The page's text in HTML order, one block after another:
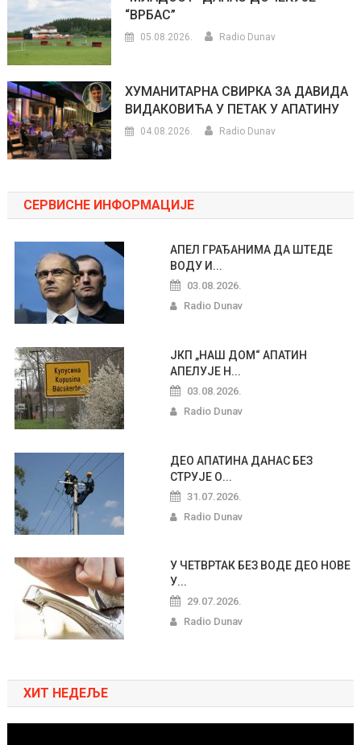
“ВРБАС”
05.08.2026. Radio Dunav
ХУМАНИТАРНА СВИРКА ЗА ДАВИДА
ВИДАКОВИЋА У ПЕТАК У АПАТИНУ
04.08.2026. Radio Dunav
СЕРВИСНЕ ИНФОРМАЦИЈЕ
АПЕЛ ГРАЂАНИМА ДА ШТЕДЕ
ВОДУ И...
03.08.2026.
Radio Dunav
ЈКП „НАШ ДОМ“ АПАТИН
АПЕЛУЈЕ Н...
03.08.2026.
Radio Dunav
ДЕО АПАТИНА ДАНАС БЕЗ
СТРУЈЕ О...
31.07.2026.
Radio Dunav
У ЧЕТВРТАК БЕЗ ВОДЕ ДЕО НОВЕ
У...
29.07.2026.
Radio Dunav
ХИТ НЕДЕЉЕ